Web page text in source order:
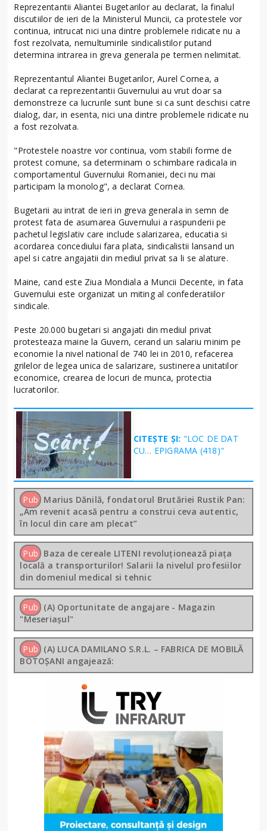
Reprezentantii Aliantei Bugetarilor au declarat, la finalul
discutiilor de ieri de la Ministerul Muncii, ca protestele vor
continua, intrucat nici una dintre problemele ridicate nu a
fost rezolvata, nemultumirile sindicalistilor putand
determina intrarea in greva generala pe termen nelimitat.
Reprezentantul Aliantei Bugetarilor, Aurel Cornea, a
declarat ca reprezentantii Guvernului au vrut doar sa
demonstreze ca lucrurile sunt bune si ca sunt deschisi catre
dialog, dar, in esenta, nici una dintre problemele ridicate nu
a fost rezolvata.
"Protestele noastre vor continua, vom stabili forme de
protest comune, sa determinam o schimbare radicala in
comportamentul Guvernului Romaniei, deci nu mai
participam la monolog", a declarat Cornea.
Bugetarii au intrat de ieri in greva generala in semn de
protest fata de asumarea Guvernului a raspunderii pe
pachetul legislativ care include salarizarea, educatia si
acordarea concediului fara plata, sindicalistii lansand un
apel si catre angajatii din mediul privat sa li se alature.
Maine, cand este Ziua Mondiala a Muncii Decente, in fata
Guvernului este organizat un miting al confederatiilor
sindicale.
Peste 20.000 bugetari si angajati din mediul privat
protesteaza maine la Guvern, cerand un salariu minim pe
economie la nivel national de 740 lei in 2010, refacerea
grilelor de legea unica de salarizare, sustinerea unitatilor
economice, crearea de locuri de munca, protectia
lucratorilor.
CITEȘTE ȘI: "LOC DE DAT
CU… EPIGRAMA (418)"
Pub Marius Dănilă, fondatorul Brutăriei Rustik Pan:
„Am revenit acasă pentru a construi ceva autentic,
în locul din care am plecat”
Pub Baza de cereale LITENI revoluționează piața
locală a transporturilor! Salarii la nivelul profesiilor
din domeniul medical si tehnic
Pub (A) Oportunitate de angajare - Magazin
"Meseriașul"
Pub (A) LUCA DAMILANO S.R.L. – FABRICA DE MOBILĂ
BOTOȘANI angajează: